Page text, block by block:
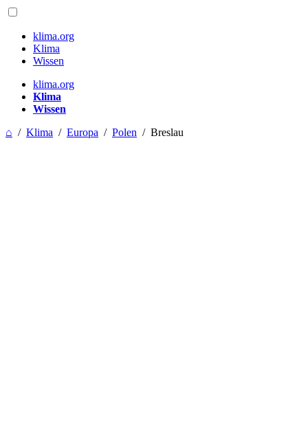
klima.org
Klima
Wissen
klima.org
Klima
Wissen
⌂ / Klima / Europa / Polen / Breslau